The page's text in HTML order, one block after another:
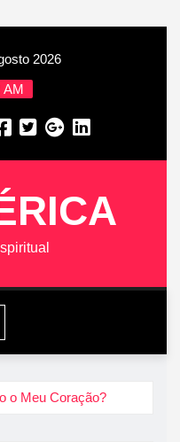
2026
AM
o Meu Coração?